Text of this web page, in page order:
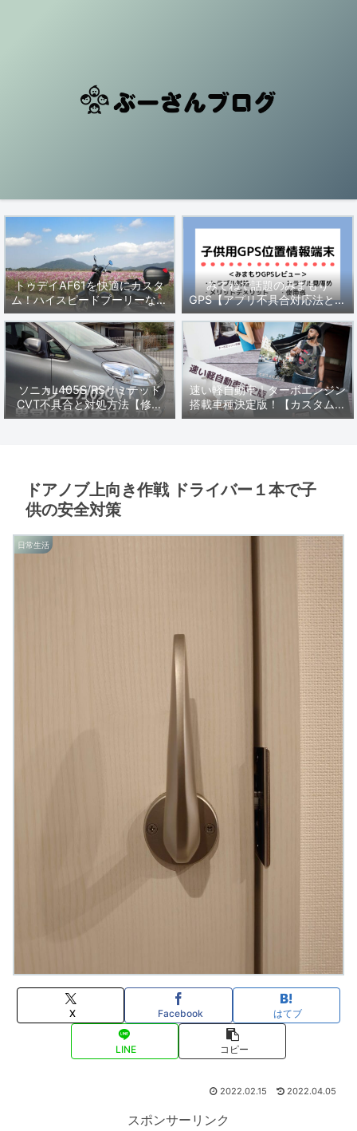
トゥデイAF61を快適にカスタ
ム！ハイスピードプーリーなど
セッティングを解説
みてねで話題のみまもり
GPS【アプリ不具合対応法と製
品レビュー・動かない時の対処
法】
ソニカL405S/RSリミテッド
CVT不具合と対処方法【修理
編】
速い軽自動車｜ターボエンジン
搭載車種決定版！【カスタムに
オススメ軽スポーツ】
ドアノブ上向き作戦 ドライバー１本で子
供の安全対策
日常生活
X Facebook はてブ
LINE コピー
2022.02.15 2022.04.05
スポンサーリンク